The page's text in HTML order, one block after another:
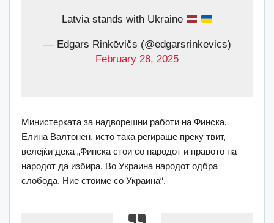
Latvia stands with Ukraine
— Edgars Rinkēvičs (@edgarsrinkevics)
February 28, 2025
Министерката за надворешни работи на Финска,
Елина Валтонен, исто така регираше преку твит,
велејќи дека „Финска стои со народот и правото на
народот да избира. Во Украина народот одбра
слобода. Ние стоиме со Украина“.